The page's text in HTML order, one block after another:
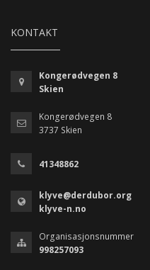
KONTAKT
Kongerødvegen 8
Skien
Kongerødvegen 8
3737 Skien
41348862
klyve@derdubor.org
klyve-n.no
Organisasjonsnummer
998257093